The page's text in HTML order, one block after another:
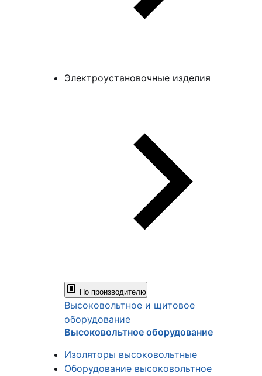
Электроустановочные изделия
По производителю
Высоковольтное и щитовое
оборудование
Высоковольтное оборудование
Изоляторы высоковольтные
Оборудование высоковольтное